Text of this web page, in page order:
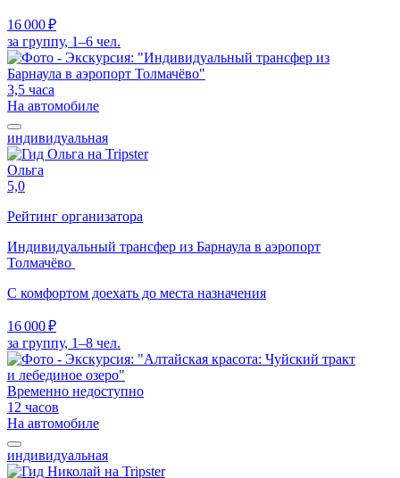
16 000 ₽
за группу, 1–6 чел.
3,5 часа
На автомобиле
индивидуальная
Ольга
5,0
Рейтинг организатора
Индивидуальный трансфер из Барнаула в аэропорт
Толмачёво
С комфортом доехать до места назначения
16 000 ₽
за группу, 1–8 чел.
Временно недоступно
12 часов
На автомобиле
индивидуальная